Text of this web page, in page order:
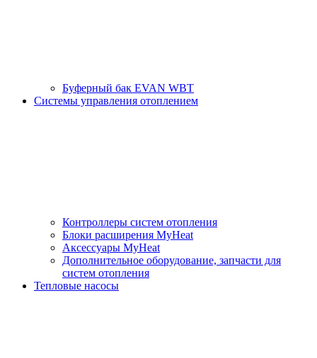
Буферный бак EVAN WBT
Системы управления отоплением
Контроллеры систем отопления
Блоки расширения MyHeat
Аксессуары MyHeat
Дополнительное оборудование, запчасти для
систем отопления
Тепловые насосы